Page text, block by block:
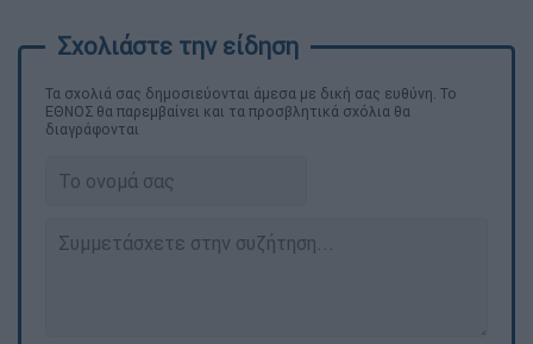
Τα σχολιά σας δημοσιεύονται άμεσα με δική σας ευθύνη. Το
ΕΘΝΟΣ θα παρεμβαίνει και τα προσβλητικά σχόλια θα
διαγράφονται